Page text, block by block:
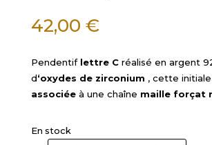
42,00 €
Pendentiflettre Créalisé en argent
d‘oxydes de zirconium , cette
associéeà une chaîne maille forçat
En stock